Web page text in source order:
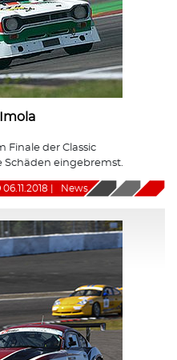
Finale der Classic
Schäden eingebremst.
06.11.2018 News